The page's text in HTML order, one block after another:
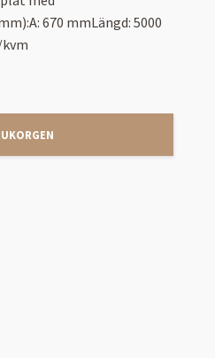
670 mmLängd: 5000